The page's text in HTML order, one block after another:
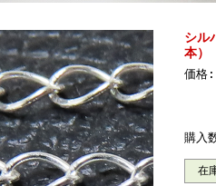
シル
本）
価格:
購入
在